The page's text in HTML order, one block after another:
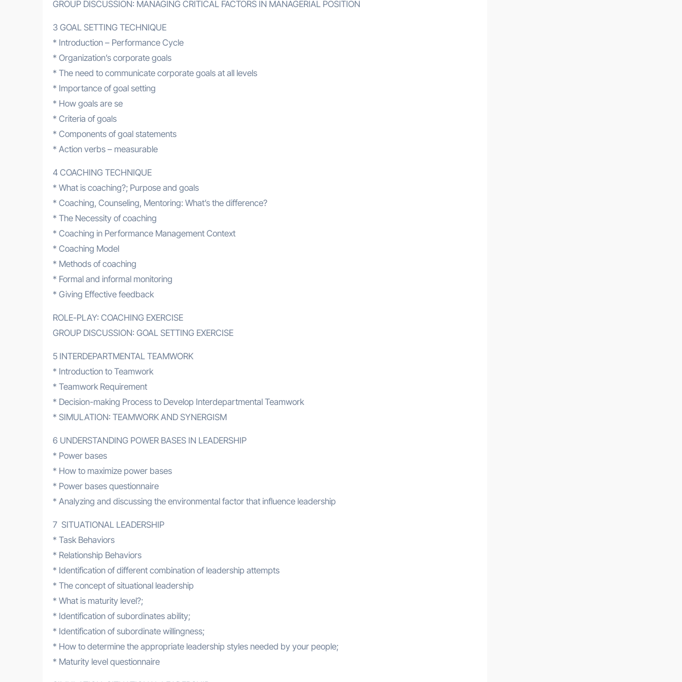
GROUP DISCUSSION: MANAGING CRITICAL FACTORS IN MANAGERIAL POSITION
3 GOAL SETTING TECHNIQUE
* Introduction – Performance Cycle
* Organization’s corporate goals
* The need to communicate corporate goals at all levels
* Importance of goal setting
* How goals are se
* Criteria of goals
* Components of goal statements
* Action verbs – measurable
4 COACHING TECHNIQUE
* What is coaching?; Purpose and goals
* Coaching, Counseling, Mentoring: What’s the difference?
* The Necessity of coaching
* Coaching in Performance Management Context
* Coaching Model
* Methods of coaching
* Formal and informal monitoring
* Giving Effective feedback
ROLE-PLAY: COACHING EXERCISE
GROUP DISCUSSION: GOAL SETTING EXERCISE
5 INTERDEPARTMENTAL TEAMWORK
* Introduction to Teamwork
* Teamwork Requirement
* Decision-making Process to Develop Interdepartmental Teamwork
* SIMULATION: TEAMWORK AND SYNERGISM
6 UNDERSTANDING POWER BASES IN LEADERSHIP
* Power bases
* How to maximize power bases
* Power bases questionnaire
* Analyzing and discussing the environmental factor that influence leadership
7 SITUATIONAL LEADERSHIP
* Task Behaviors
* Relationship Behaviors
* Identification of different combination of leadership attempts
* The concept of situational leadership
* What is maturity level?;
* Identification of subordinates ability;
* Identification of subordinate willingness;
* How to determine the appropriate leadership styles needed by your people;
* Maturity level questionnaire